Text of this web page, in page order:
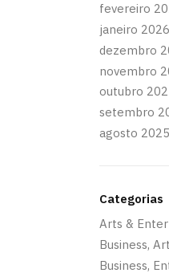
fevereiro
janeiro 2026
dezembro
novembro
outubro
setembro
agosto 2025
Categorias
Arts &
Business,
Business,